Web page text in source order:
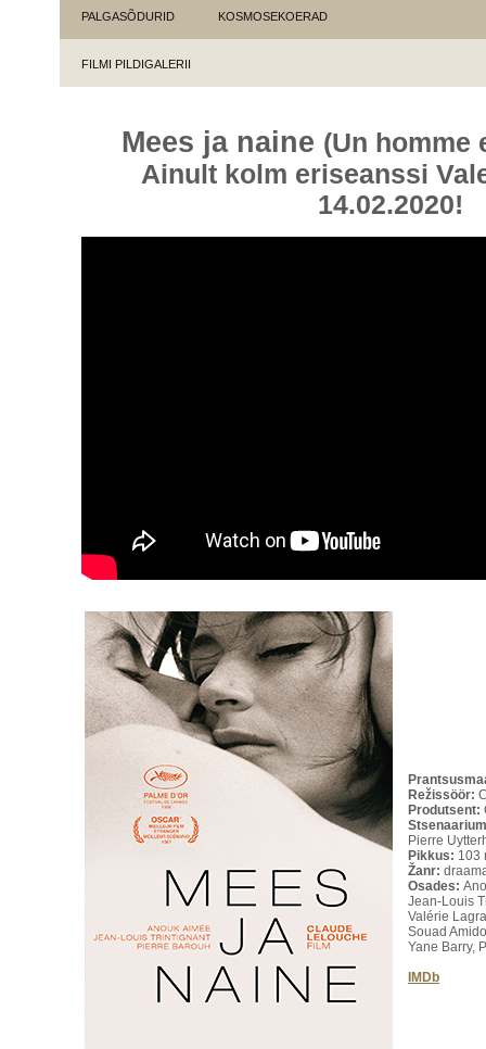
PALGASÕDURID KOSMOSEKOERAD
FILMI PILDIGALERII
Mees ja naine (Un homme
Ainult kolm eriseanssi
14.02.2020!
Režissöör:
Produtsent:
Pierre
Pikkus: 103
Žanr:
Osades:
Jean-Louis
Valérie
Souad
Yane Barry,
IMDb